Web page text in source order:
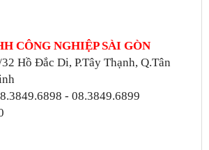
CÔNG NGHIỆP SÀI GÒN
Hồ Đắc Di, P.Tây Thạnh, Q.Tân
- 08.3849.6899